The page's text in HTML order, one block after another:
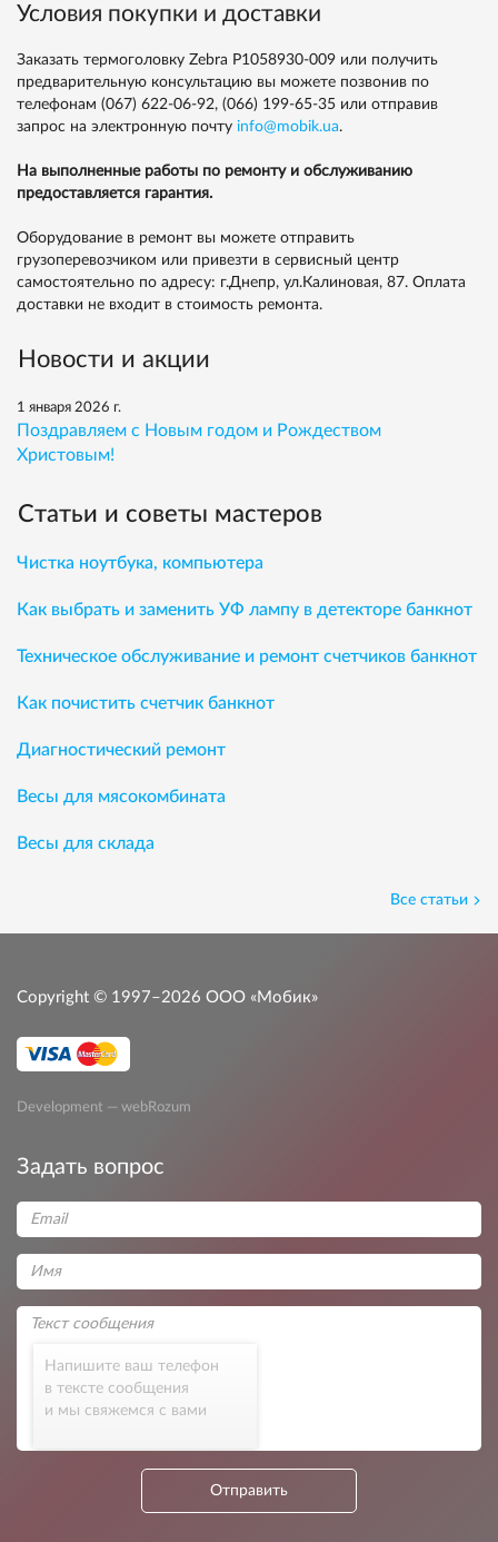
Условия покупки и доставки
Заказать термоголовку Zebra P1058930-009 или получить
предварительную консультацию вы можете позвонив по
телефонам (067) 622-06-92, (066) 199-65-35 или отправив
запрос на электронную почту info@mobik.ua.
На выполненные работы по ремонту и обслуживанию
предоставляется гарантия.
Оборудование в ремонт вы можете отправить
грузоперевозчиком или привезти в сервисный центр
самостоятельно по адресу: г.Днепр, ул.Калиновая, 87. Оплата
доставки не входит в стоимость ремонта.
Новости и акции
1 января 2026 г.
Поздравляем с Новым годом и Рождеством
Христовым!
Статьи и советы мастеров
Чистка ноутбука, компьютера
Как выбрать и заменить УФ лампу в детекторе банкнот
Техническое обслуживание и ремонт счетчиков банкнот
Как почистить счетчик банкнот
Диагностический ремонт
Весы для мясокомбината
Весы для склада
Все статьи
Copyright © 1997–2026 ООО «Мобик»
Development — webRozum
Задать вопрос
Напишите ваш телефон
в тексте сообщения
и мы свяжемся с вами
Отправить